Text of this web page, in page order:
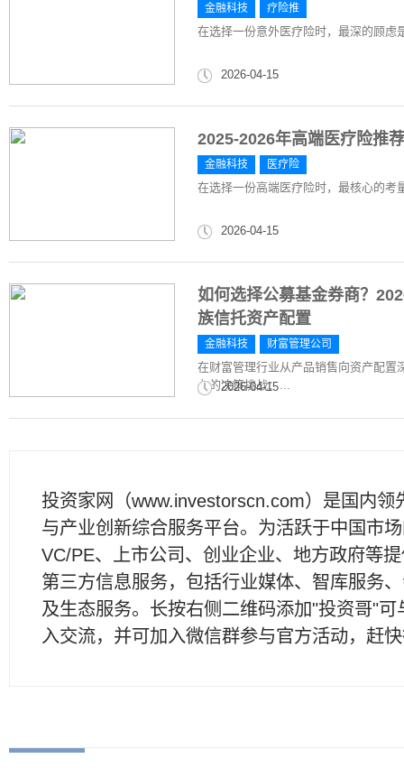
金融科技 疗险推
在选择一份意外医疗险时，最深的顾虑
2026-04-15
2025-2026年高端医疗险推
金融科技 医疗险
在选择一份高端医疗险时，最核心的考
2026-04-15
如何选择公募基金券商？
族信托资产配置
金融科技 财富管理公司
在财富管理行业从产品销售向资产配置
有的决策挑战：...
2026-04-15
投资家网（www.investorscn.com）是国内领
与产业创新综合服务平台。为活跃于中国市
VC/PE、上市公司、创业企业、地方政府等
第三方信息服务，包括行业媒体、智库服务
及生态服务。长按右侧二维码添加"投资哥"可
入交流，并可加入微信群参与官方活动，赶